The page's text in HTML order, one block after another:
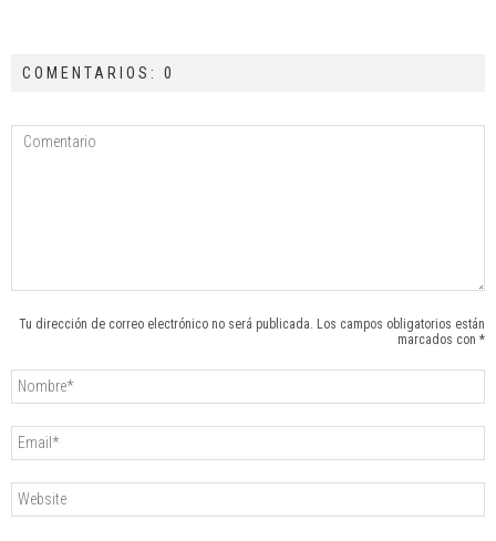
COMENTARIOS: 0
Tu dirección de correo electrónico no será publicada. Los campos obligatorios están
marcados con *